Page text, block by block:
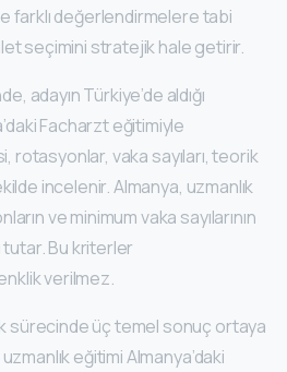
farklı değerlendirmelere tabi
seçimini stratejik hale getirir.
adayın Türkiye’de aldığı
Facharzt eğitimiyle
rotasyonlar, vaka sayıları, teorik
incelenir. Almanya, uzmanlık
ve minimum vaka sayılarının
tutar. Bu kriterler
verilmez.
sürecinde üç temel sonuç ortaya
eğitimi Almanya’daki